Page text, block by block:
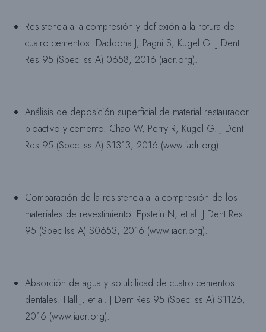
Resistencia a la compresión y deflexión a la rotura de
cuatro cementos. Daddona J, Pagni S, Kugel G. J Dent
Res 95 (Spec Iss A) 0658, 2016 (iadr.org).
Análisis de deposición superficial de material restaurador
bioactivo y cemento. Chao W, Perry R, Kugel G. J Dent
Res 95 (Spec Iss A) S1313, 2016 (www.iadr.org).
Comparación de la resistencia a la compresión de los
materiales de revestimiento. Epstein N, et al. J Dent Res
95 (Spec Iss A) S0653, 2016 (www.iadr.org).
Absorción de agua y solubilidad de cuatro cementos
dentales. Hall J, et al. J Dent Res 95 (Spec Iss A) S1126,
2016 (www.iadr.org).